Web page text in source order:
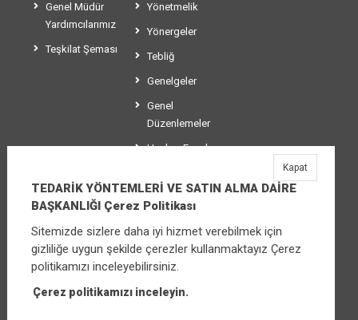
Genel Müdür
Yardımcılarımız
Teşkilat Şeması
Yönetmelik
Yönergeler
Tebliğ
Genelgeler
Genel
Düzenlemeler
Usul ve Esaslar
TEDARİK YÖNTEMLERİ VE SATIN ALMA
DAİRE BAŞKANLIĞI
Üniversiteler Mahallesi Şehit Mehmet Bayraktar
Caddesi No:3 Çankaya/Ankara
TEDARİK YÖNTEMLERİ VE SATIN ALMA DAİRE
BAŞKANLIĞI Çerez Politikası
Sitemizde sizlere daha iyi hizmet verebilmek için
gizliliğe uygun şekilde çerezler kullanmaktayız Çerez
politikamızı inceleyebilirsiniz.
Çerez politikamızı inceleyin.
Kapat